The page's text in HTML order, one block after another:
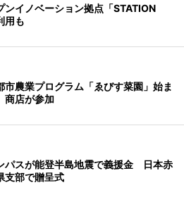
ンイノベーション拠点「STATION
も
市農業プログラム「ゑびす菜園」始ま
店が参加
パスが能登半島地震で義援金 日本赤
支部で贈呈式